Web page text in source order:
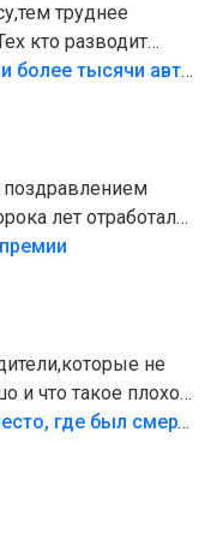
труднее
кто разводит
полно
В тольяттинский лес не пустили более тысячи автомобилей
поздравлением
лет отработали
не
и что такое плохо!
же
«Попал на пику»: СК показал место, где был смертельно травмирован ребенок в Тольятти